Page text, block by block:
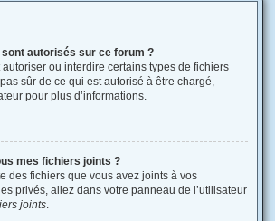
autorisés sur ce forum ?
autoriser ou interdire certains types de fichiers
sûr de ce qui est autorisé à être chargé,
pour plus d’informations.
mes fichiers joints ?
des fichiers que vous avez joints à vos
privés, allez dans votre panneau de l’utilisateur
joints.